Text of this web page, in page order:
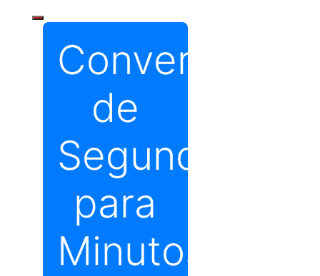
Conversor
de
Segundos
para
Minutos